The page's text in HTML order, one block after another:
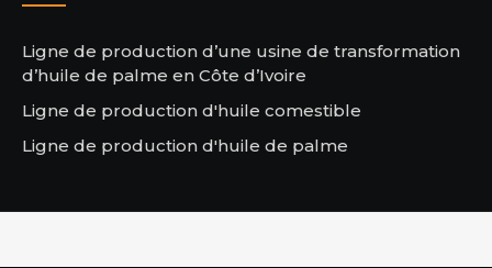
Ligne de production d’une usine de transformation
d’huile de palme en Côte d’Ivoire
Ligne de production d'huile comestible
Ligne de production d'huile de palme